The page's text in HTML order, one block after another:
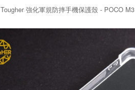
Tougher 強化軍規防摔手機保護殼 - POCO M3